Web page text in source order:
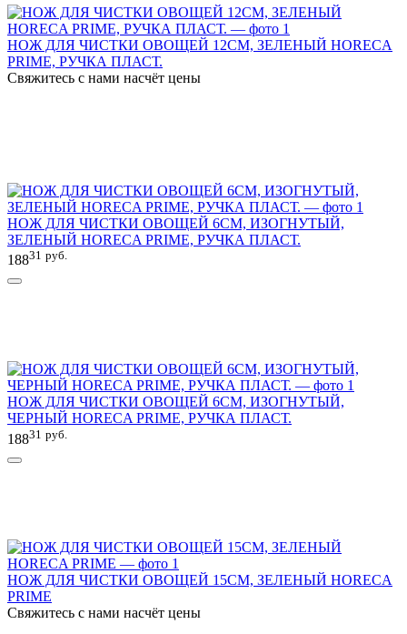
НОЖ ДЛЯ ЧИСТКИ ОВОЩЕЙ 12СМ, ЗЕЛЕНЫЙ HORECA
PRIME, РУЧКА ПЛАСТ.
Свяжитесь с нами насчёт цены
НОЖ ДЛЯ ЧИСТКИ ОВОЩЕЙ 6СМ, ИЗОГНУТЫЙ,
ЗЕЛЕНЫЙ HORECA PRIME, РУЧКА ПЛАСТ.
18831 руб.
НОЖ ДЛЯ ЧИСТКИ ОВОЩЕЙ 6СМ, ИЗОГНУТЫЙ,
ЧЕРНЫЙ HORECA PRIME, РУЧКА ПЛАСТ.
18831 руб.
НОЖ ДЛЯ ЧИСТКИ ОВОЩЕЙ 15СМ, ЗЕЛЕНЫЙ HORECA
PRIME
Свяжитесь с нами насчёт цены